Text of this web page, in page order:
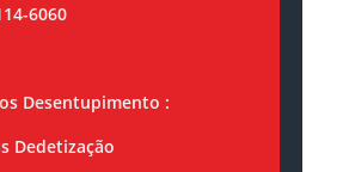
6060
Desentupimento :
Dedetização